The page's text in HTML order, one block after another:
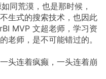
同荒漠，也是那时候，
生式的搜索技术，也因此
MVP 文超老师，学习资
老师，是不可能错过的。
头连着疯癫，一头连着崩